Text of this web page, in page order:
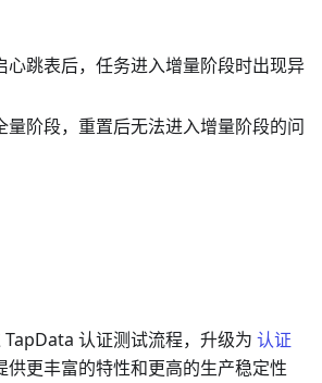
心跳表后，任务进入增量阶段时出现异
量阶段，重置后无法进入增量阶段的问
TapData 认证测试流程，升级为 认证
供更丰富的特性和更高的生产稳定性